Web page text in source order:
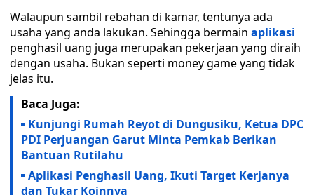
Walaupun sambil rebahan di kamar, tentunya ada
usaha yang anda lakukan. Sehingga bermain aplikasi
penghasil uang juga merupakan pekerjaan yang diraih
dengan usaha. Bukan seperti money game yang tidak
jelas itu.
Baca Juga:
Kunjungi Rumah Reyot di Dungusiku, Ketua DPC
PDI Perjuangan Garut Minta Pemkab Berikan
Bantuan Rutilahu
Aplikasi Penghasil Uang, Ikuti Target Kerjanya
dan Tukar Koinnya